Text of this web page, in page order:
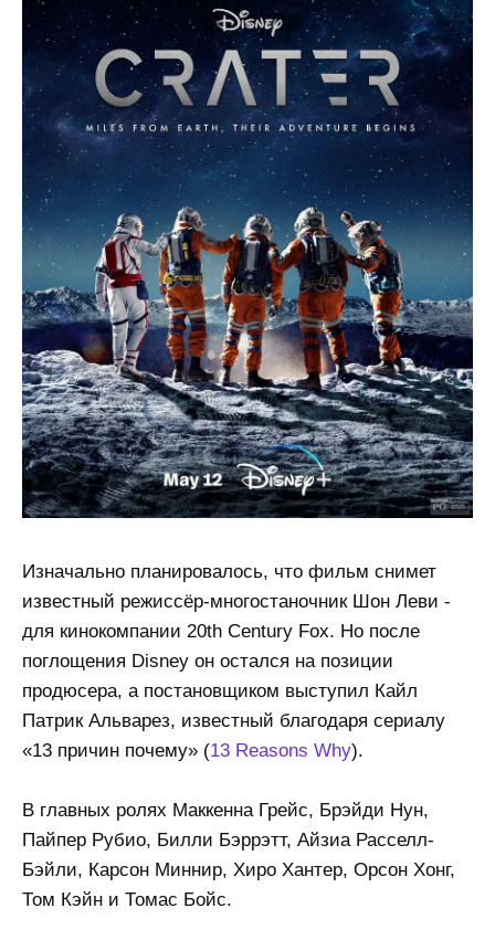
Изначально планировалось, что фильм снимет
известный режиссёр-многостаночник Шон Леви -
для кинокомпании 20th Century Fox. Но после
поглощения Disney он остался на позиции
продюсера, а постановщиком выступил Кайл
Патрик Альварез, известный благодаря сериалу
«13 причин почему» (13 Reasons Why).
В главных ролях Маккенна Грейс, Брэйди Нун,
Пайпер Рубио, Билли Бэррэтт, Айзиа Расселл-
Бэйли, Карсон Миннир, Хиро Хантер, Орсон Хонг,
Том Кэйн и Томас Бойс.